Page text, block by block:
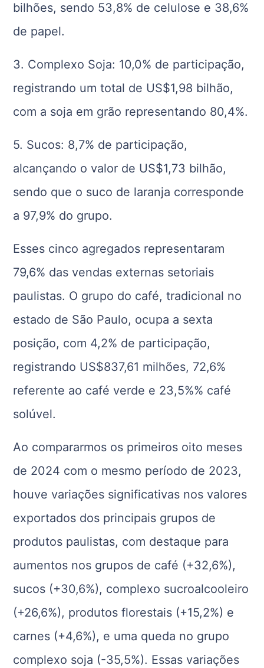
bilhões, sendo 53,8% de celulose e 38,6%
de papel.
3. Complexo Soja: 10,0% de participação,
registrando um total de US$1,98 bilhão,
com a soja em grão representando 80,4%.
5. Sucos: 8,7% de participação,
alcançando o valor de US$1,73 bilhão,
sendo que o suco de laranja corresponde
a 97,9% do grupo.
Esses cinco agregados representaram
79,6% das vendas externas setoriais
paulistas. O grupo do café, tradicional no
estado de São Paulo, ocupa a sexta
posição, com 4,2% de participação,
registrando US$837,61 milhões, 72,6%
referente ao café verde e 23,5%% café
solúvel.
Ao compararmos os primeiros oito meses
de 2024 com o mesmo período de 2023,
houve variações significativas nos valores
exportados dos principais grupos de
produtos paulistas, com destaque para
aumentos nos grupos de café (+32,6%),
sucos (+30,6%), complexo sucroalcooleiro
(+26,6%), produtos florestais (+15,2%) e
carnes (+4,6%), e uma queda no grupo
complexo soja (-35,5%). Essas variações